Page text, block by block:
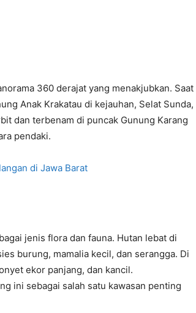
360 derajat yang menakjubkan. Saat
Anak Krakatau di kejauhan, Selat Sunda,
dan terbenam di puncak Gunung Karang
pendaki.
di Jawa Barat
jenis flora dan fauna. Hutan lebat di
burung, mamalia kecil, dan serangga. Di
ekor panjang, dan kancil.
ini sebagai salah satu kawasan penting